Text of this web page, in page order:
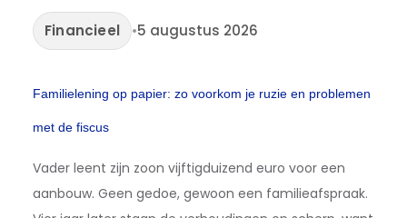
Financieel •5 augustus 2026
Familielening op papier: zo voorkom je ruzie en problemen
met de fiscus
Vader leent zijn zoon vijftigduizend euro voor een
aanbouw. Geen gedoe, gewoon een familieafspraak.